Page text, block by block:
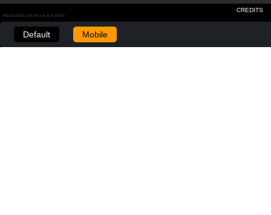
CREDITS
Realizzato con Plone & Python
Default Mobile